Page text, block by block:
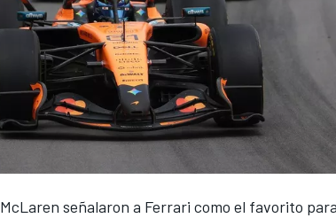
McLaren señalaron a Ferrari como el favorito